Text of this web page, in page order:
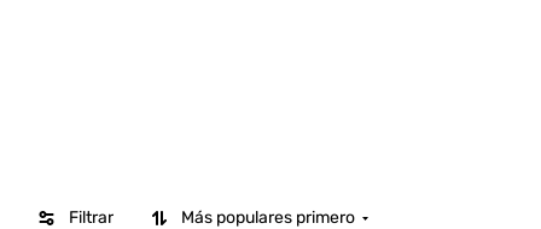
Filtrar Más populares primero